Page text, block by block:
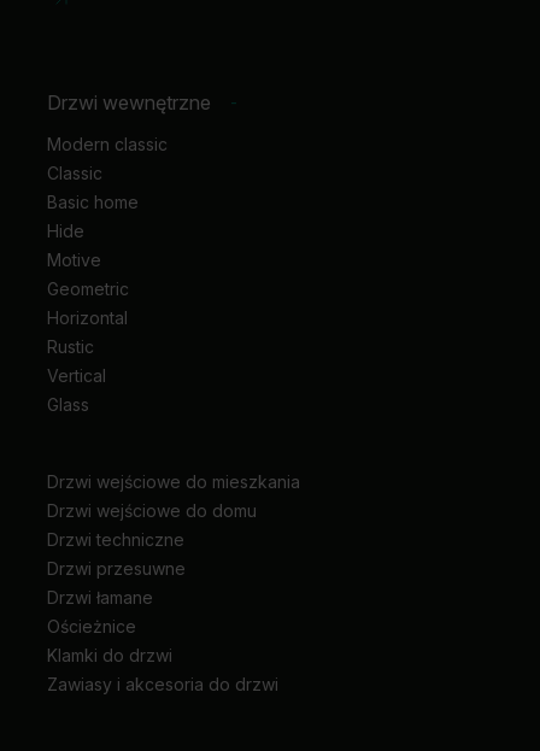
Drzwi wewnętrzne -
Modern classic
Classic
Basic home
Hide
Motive
Geometric
Horizontal
Rustic
Vertical
Glass
Drzwi wejściowe do mieszkania
Drzwi wejściowe do domu
Drzwi techniczne
Drzwi przesuwne
Drzwi łamane
Ościeżnice
Klamki do drzwi
Zawiasy i akcesoria do drzwi